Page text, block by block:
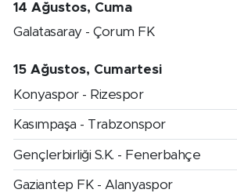
14 Ağustos, Cuma
Galatasaray - Çorum FK
15 Ağustos, Cumartesi
Konyaspor - Rizespor
Kasımpaşa - Trabzonspor
Gençlerbirliği S.K. - Fenerbahçe
Gaziantep FK - Alanyaspor